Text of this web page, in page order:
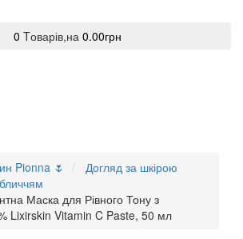
0 Tоварів,на 0.00грн
Pionna 🌷
Догляд за шкірою
Маска для Рівного Тону з
Lixirskin Vitamin C Paste, 50 мл